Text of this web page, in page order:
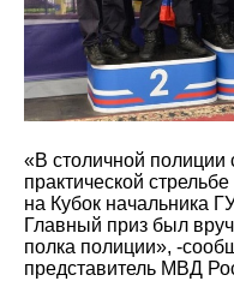
«В столичной полиции
практической
на Кубок начальника
Главный приз был
полка полиции», -
представитель МВД